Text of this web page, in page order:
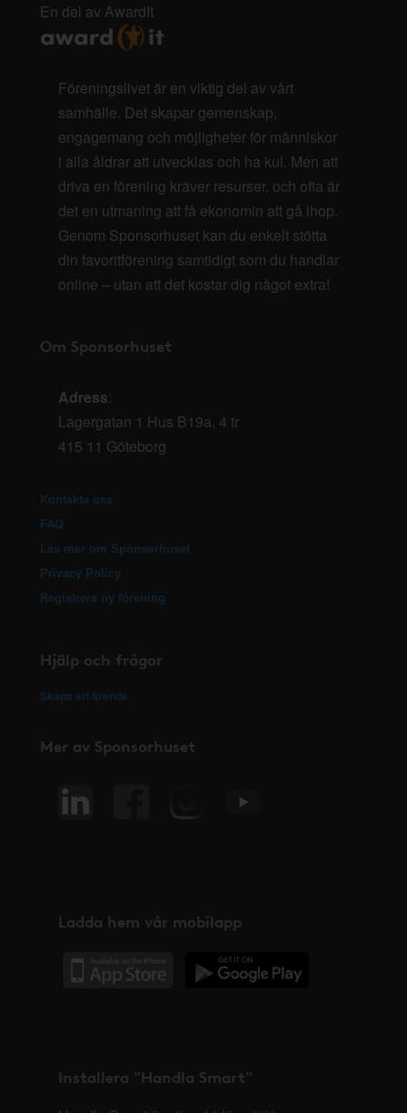
En del av AwardIt
Föreningslivet är en viktig del av vårt
samhälle. Det skapar gemenskap,
engagemang och möjligheter för människor
i alla åldrar att utvecklas och ha kul. Men att
driva en förening kräver resurser, och ofta är
det en utmaning att få ekonomin att gå ihop.
Genom Sponsorhuset kan du enkelt stötta
din favoritförening samtidigt som du handlar
online – utan att det kostar dig något extra!
Om Sponsorhuset
Adress:
Lagergatan 1 Hus B19a, 4 tr
415 11 Göteborg
Kontakta oss
FAQ
Läs mer om Sponsorhuset
Privacy Policy
Registrera ny förening
Hjälp och frågor
Skapa ett ärende
Mer av Sponsorhuset
Ladda hem vår mobilapp
Installera "Handla Smart"